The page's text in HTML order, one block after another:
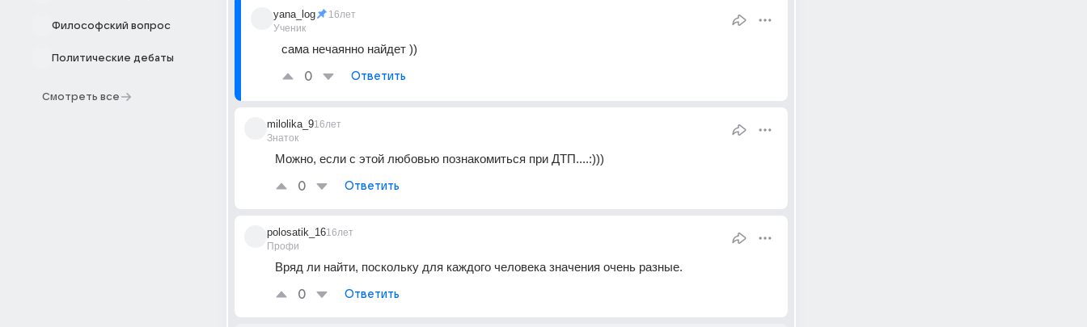
Философский вопрос
Политические дебаты
Смотреть все
yana_log
Ученик
16лет
сама нечаянно найдет ))
0 Ответить
milolika_9
Знаток
16лет
Можно, если с этой любовью познакомиться при ДТП....:)))
0 Ответить
polosatik_16
Профи
16лет
Вряд ли найти, поскольку для каждого человека значения очень разные.
0 Ответить